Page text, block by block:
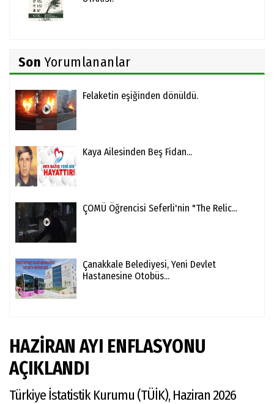
Son Yorumlananlar
Felaketin eşiğinden dönüldü.
Kaya Ailesinden Beş Fidan...
ÇOMÜ Öğrencisi Seferli'nin "The Relic...
Çanakkale Belediyesi, Yeni Devlet
Hastanesine Otobüs...
HAZİRAN AYI ENFLASYONU
AÇIKLANDI
Türkiye İstatistik Kurumu (TÜİK), Haziran 2026